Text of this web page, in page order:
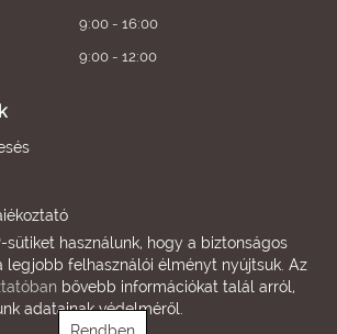
9:00 - 16:00
9:00 - 12:00
használunk, hogy a biztonságos
legjobb felhasználói élményt nyújtsuk. Az
bővebb információkat talál arról,
adatainak védelméről.